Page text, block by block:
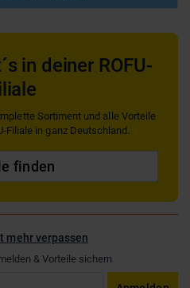
in deiner ROFU-
Sortiment und alle Vorteile
Filiale in ganz Deutschland.
finden
mehr verpassen
& Vorteile sichern